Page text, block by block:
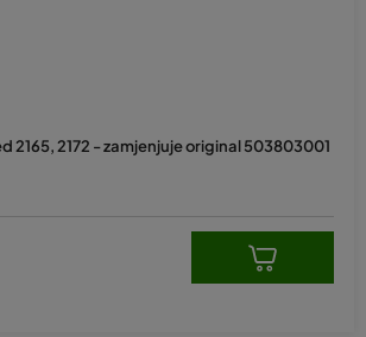
2165, 2172 - zamjenjuje original 503803001